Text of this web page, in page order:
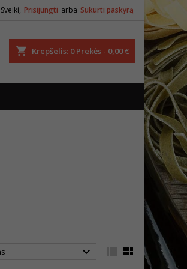
Sveiki, Prisijungti arba Sukurti paskyrą
Krepšelis 0 Prekės - 0,00 €
 